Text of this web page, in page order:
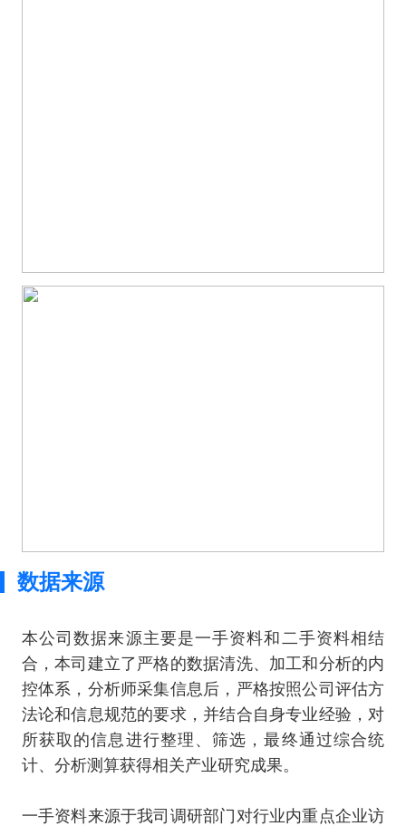
数据来源
本公司数据来源主要是一手资料和二手资料相结
合，本司建立了严格的数据清洗、加工和分析的内
控体系，分析师采集信息后，严格按照公司评估方
法论和信息规范的要求，并结合自身专业经验，对
所获取的信息进行整理、筛选，最终通过综合统
计、分析测算获得相关产业研究成果。
一手资料来源于我司调研部门对行业内重点企业访